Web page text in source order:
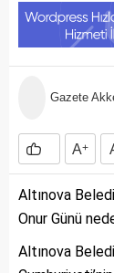
Gazete
A+
Altınova
Onur Günü
Altınova